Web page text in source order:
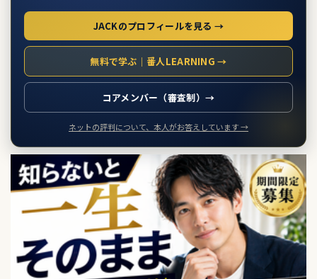
JACKのプロフィールを見る →
無料で学ぶ｜番人LEARNING →
コアメンバー（審査制）→
ネットの評判について、本人がお答えしています →